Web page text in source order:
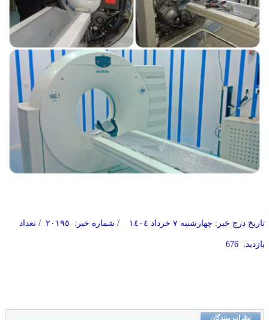
تاریخ درج خبر: چهارشنبه ٧ خرداد ١٤٠٤ / شماره خبر: ٢٠١٩٥ / تعداد
بازدید: 676
نظرات بینندگان